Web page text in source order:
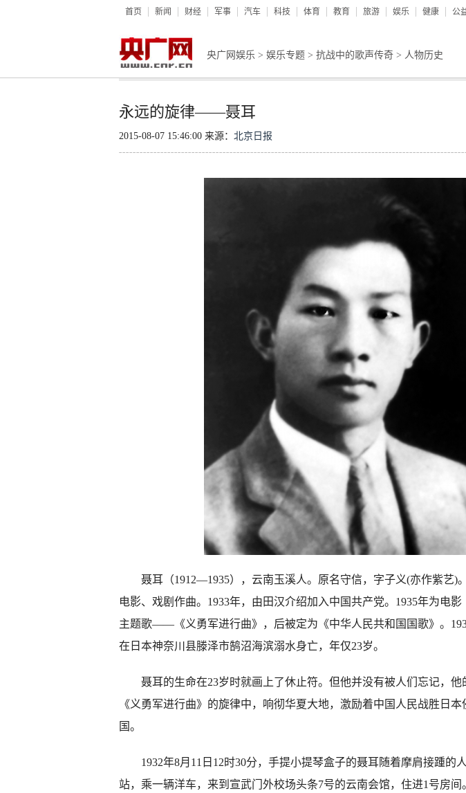
首页 新闻 财经 军事 汽车 科技 体育 教育 旅游 娱乐 健康 公
央广网娱乐 > 娱乐专题 > 抗战中的歌声传奇 > 人物历史
永远的旋律——聂耳
2015-08-07 15:46:00 来源： 北京日报
聂耳（1912—1935），云南玉溪人。原名守信，字子义(亦作紫艺)
电影、戏剧作曲。1933年，由田汉介绍加入中国共产党。1935年为电
主题歌——《义勇军进行曲》，后被定为《中华人民共和国国歌》。
在日本神奈川县滕泽市鹄沼海滨溺水身亡，年仅23岁。
聂耳的生命在23岁时就画上了休止符。但他并没有被人们忘记，他
《义勇军进行曲》的旋律中，响彻华夏大地，激励着中国人民战胜日
国。
1932年8月11日12时30分，手提小提琴盒子的聂耳随着摩肩接踵的
站，乘一辆洋车，来到宣武门外校场头条7号的云南会馆，住进1号房间